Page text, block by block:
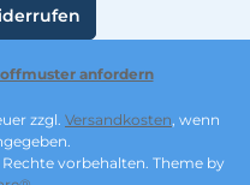
anfordern
zzgl. Versandkosten, wenn
vorbehalten. Theme by